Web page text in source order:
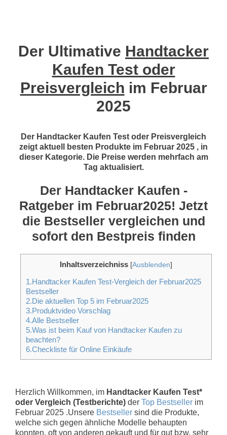
Der Ultimative Handtacker
Kaufen Test oder
Preisvergleich im Februar
2025
Der Handtacker Kaufen Test oder Preisvergleich
zeigt aktuell besten Produkte im Februar 2025 , in
dieser Kategorie. Die Preise werden mehrfach am
Tag aktualisiert.
Der Handtacker Kaufen -
Ratgeber im Februar2025! Jetzt
die Bestseller vergleichen und
sofort den Bestpreis finden
Inhaltsverzeichniss [Ausblenden]
1.Handtacker Kaufen Test-Vergleich der Februar2025
Bestseller
2.Die aktuellen Top 5 im Februar2025
3.Produktvideo Vorschlag
4.Alle Bestseller
5.Was ist beim Kauf von Handtacker Kaufen zu
beachten?
6.Checkliste für Online Einkäufe
Herzlich Willkommen, im Handtacker Kaufen Test*
oder Vergleich (Testberichte) der Top Bestseller im
Februar 2025 .Unsere Bestseller sind die Produkte,
welche sich gegen ähnliche Modelle behaupten
konnten, oft von anderen gekauft und für gut bzw. sehr